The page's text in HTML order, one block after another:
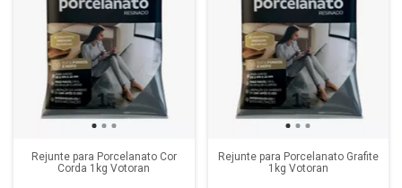
Rejunte para Porcelanato Cor
Corda 1kg Votoran
Rejunte para Porcelanato Grafite
1kg Votoran